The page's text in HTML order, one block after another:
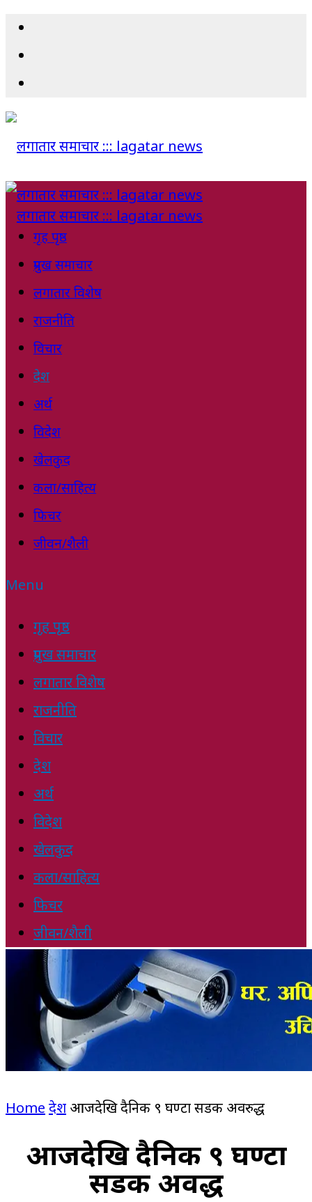
गृह पृष्ठ
प्रमुख समाचार
लगातार विशेष
राजनीति
विचार
देश
अर्थ
विदेश
खेलकुद
कला/साहित्य
फिचर
जीवन/शैली
Menu
गृह पृष्ठ
प्रमुख समाचार
लगातार विशेष
राजनीति
विचार
देश
अर्थ
विदेश
खेलकुद
कला/साहित्य
फिचर
जीवन/शैली
Home देश आजदेखि दैनिक ९ घण्टा सडक अवरुद्ध
आजदेखि दैनिक ९ घण्टा
सडक अवरुद्ध